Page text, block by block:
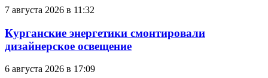
7 августа 2026 в 11:32
Курганские энергетики смонтировали
дизайнерское освещение
6 августа 2026 в 17:09